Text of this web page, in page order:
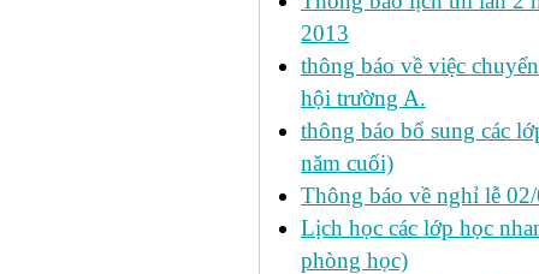
2013
thông báo về việc
hội trường A.
thông báo bổ sung các
năm cuối)
Thông báo về nghỉ lễ
Lịch học các lớp học
phòng học)